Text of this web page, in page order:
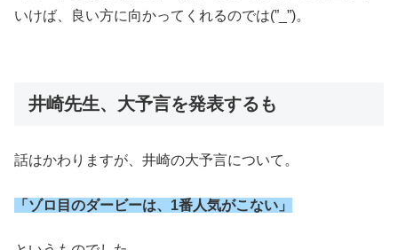
いけば、良い方に向かってくれるのでは(”_”)。
井崎先生、大予言を発表するも
話はかわりますが、井崎の大予言について。
「ゾロ目のダービーは、 1番人気がこない」